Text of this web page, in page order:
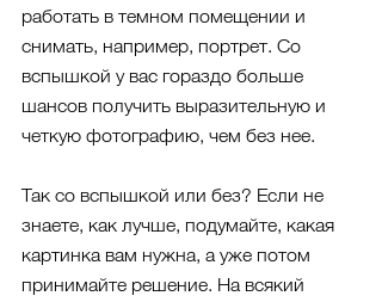
работать в темном помещении и
снимать, например, портрет. Со
вспышкой у вас гораздо больше
шансов получить выразительную и
четкую фотографию, чем без нее.
Так со вспышкой или без? Если не
знаете, как лучше, подумайте, какая
картинка вам нужна, а уже потом
принимайте решение. На всякий